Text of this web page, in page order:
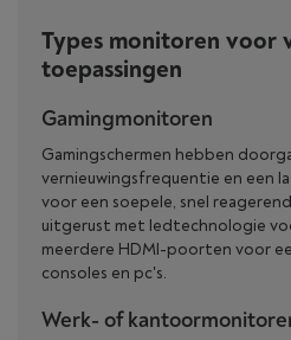
Types monitoren voor
toepassingen
Gamingmonitoren
Gamingschermen hebben
vernieuwingsfrequentie en een
voor een soepele, snel
uitgerust met ledtechnologie
meerdere HDMI-poorten voor
consoles en pc's.
Werk- of